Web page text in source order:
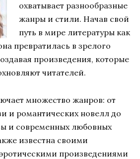
охватывает разнообразные
жанры и стили. Начав свой
путь в мире литературы как
превратилась в зрелого
произведения, которые
читателей.
множество жанров: от
и романтических новелл до
и современных любовных
известна своими
произведениями